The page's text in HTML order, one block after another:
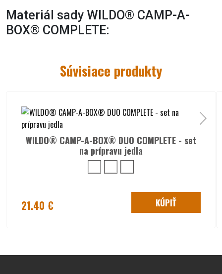
Materiál sady WILDO® CAMP-A-
BOX® COMPLETE:
Špecifikácie sady WILDO® CAMP-A-
BOX® COMPLETE:
BOX® COMPLETE
lopárik, príbor, hrnčeky a koreničky sú kompaktne
zbalené v miskách,
sada na jedlo obsahujemisky 2ks, hrnčeky 1+1ks,
kombinovaný príbor 1ks, koreničku
rozmer zbaleného setu sú cca 19 x 13 x 5 cm a
hmotnosť je cca 265g
1x rozkladací hrnček FOLD-A-CUP®
skladané rozmery: 9,4 x 7,2 x 2,5 cm,materiál: TPE
1x rozkladací hrnček FOLD-A-CUP® BIG: hmotnosť: 47
g, objem: 600 ml, rozložené rozmery : 10 x 10 x 7 cm,
2x príbor WILDO® SPORK: hmotnosť: 8,5 g, rozmery: 16,5
Súvisiace produkty
WILDO® CAMP-A-BOX® DUO COMPLETE - set
na prípravu jedla
21.40 € KÚPIŤ